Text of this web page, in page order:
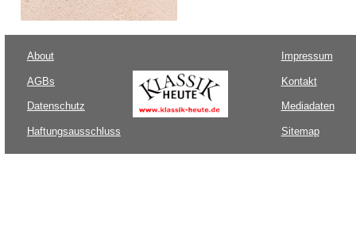
About
AGBs
Datenschutz
Haftungsausschluss
Impressum
Kontakt
Mediadaten
Sitemap